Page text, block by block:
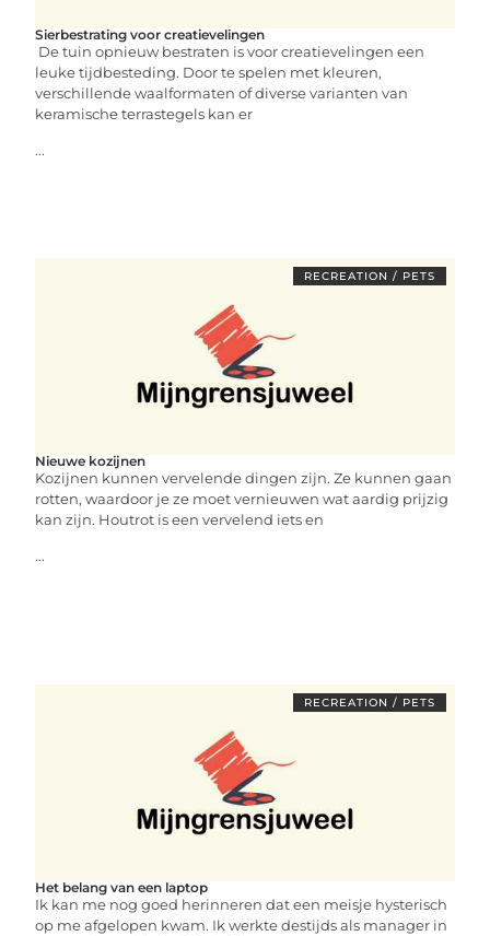
Sierbestrating voor creatievelingen
De tuin opnieuw bestraten is voor creatievelingen een
leuke tijdbesteding. Door te spelen met kleuren,
verschillende waalformaten of diverse varianten van
keramische terrastegels kan er
...
RECREATION / PETS
Nieuwe kozijnen
Kozijnen kunnen vervelende dingen zijn. Ze kunnen gaan
rotten, waardoor je ze moet vernieuwen wat aardig prijzig
kan zijn. Houtrot is een vervelend iets en
...
RECREATION / PETS
Het belang van een laptop
Ik kan me nog goed herinneren dat een meisje hysterisch
op me afgelopen kwam. Ik werkte destijds als manager in